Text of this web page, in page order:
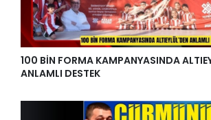
100 BİN FORMA KAMPANYASINDA
ANLAMLI DESTEK